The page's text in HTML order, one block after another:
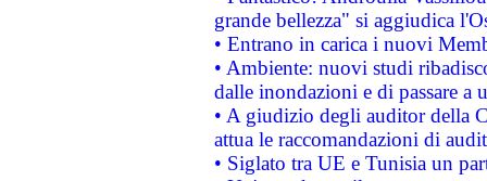
grande bellezza" si aggiudica
• Entrano in carica i nuovi
• Ambiente: nuovi studi
dalle inondazioni e di passare a
• A giudizio degli auditor della
attua le raccomandazioni di
• Siglato tra UE e Tunisia un